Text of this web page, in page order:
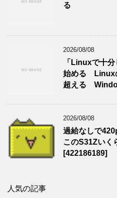
る
2026/08/08
「Linuxで十
始める Linux
超える
2026/08/08
過給なしで
このS31Zい
[422186189]
人気の記事